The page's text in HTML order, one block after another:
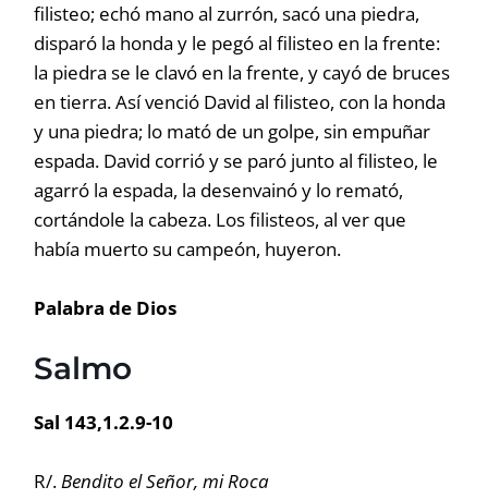
filisteo; echó mano al zurrón, sacó una piedra,
disparó la honda y le pegó al filisteo en la frente:
la piedra se le clavó en la frente, y cayó de bruces
en tierra. Así venció David al filisteo, con la honda
y una piedra; lo mató de un golpe, sin empuñar
espada. David corrió y se paró junto al filisteo, le
agarró la espada, la desenvainó y lo remató,
cortándole la cabeza. Los filisteos, al ver que
había muerto su campeón, huyeron.
Palabra de Dios
Salmo
Sal 143,1.2.9-10
R/.Bendito el Señor, mi Roca